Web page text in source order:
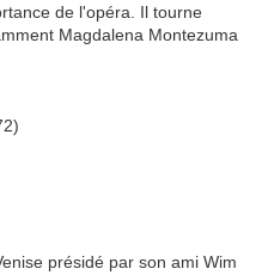
de l'opéra. Il tourne
Magdalena Montezuma
présidé par son ami Wim